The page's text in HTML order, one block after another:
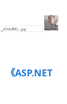
《ASP.NET